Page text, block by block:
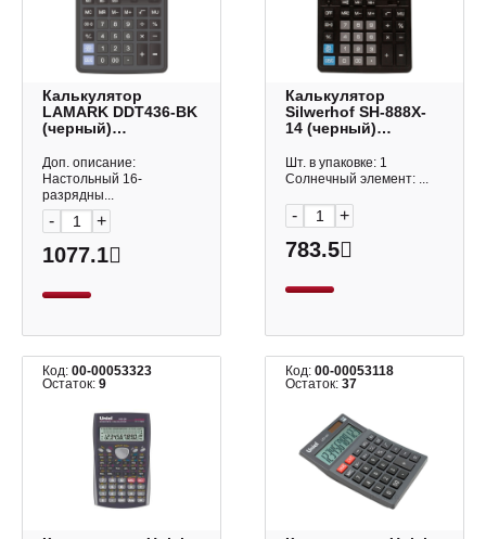
Калькулятор
LAMARK DDT436-BK
(черный)
Доп. описание:
Настольный 16-
разрядны...
- +
1077.1
Калькулятор
Silwerhof SH-888X-
14 (черный)
Шт. в упаковке: 1
Солнечный элемент: ...
- +
783.5
Код: 00-00053323
Остаток: 9
Код:00-00053118
Остаток:37